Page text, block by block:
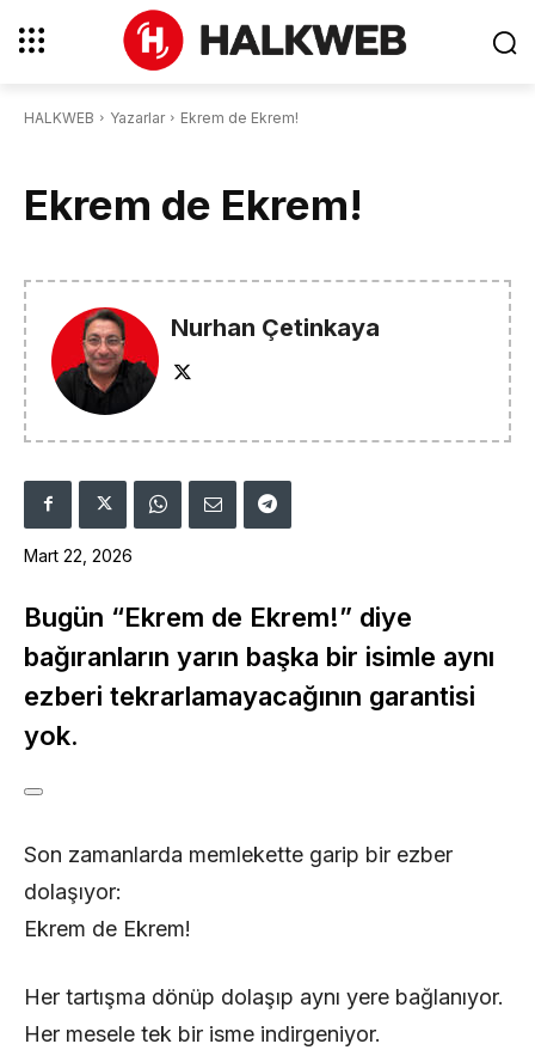
HALKWEB Yazarlar Ekrem de Ekrem!
Ekrem de Ekrem!
Nurhan Çetinkaya
Mart 22, 2026
Bugün “Ekrem de Ekrem!” diye
bağıranların yarın başka bir isimle aynı
ezberi tekrarlamayacağının garantisi
yok.
Son zamanlarda memlekette garip bir ezber
dolaşıyor:
Ekrem de Ekrem!
Her tartışma dönüp dolaşıp aynı yere bağlanıyor.
Her mesele tek bir isme indirgeniyor.